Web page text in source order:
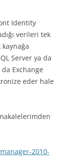
Identity
verileri tek
Server ya da
Exchange
eder hale
2010-